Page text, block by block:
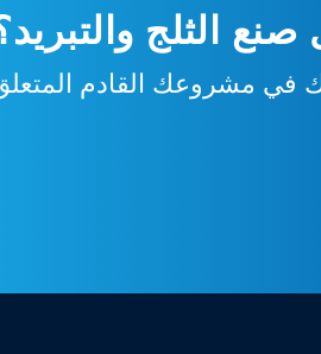
الثلج
في مشروعك القادم